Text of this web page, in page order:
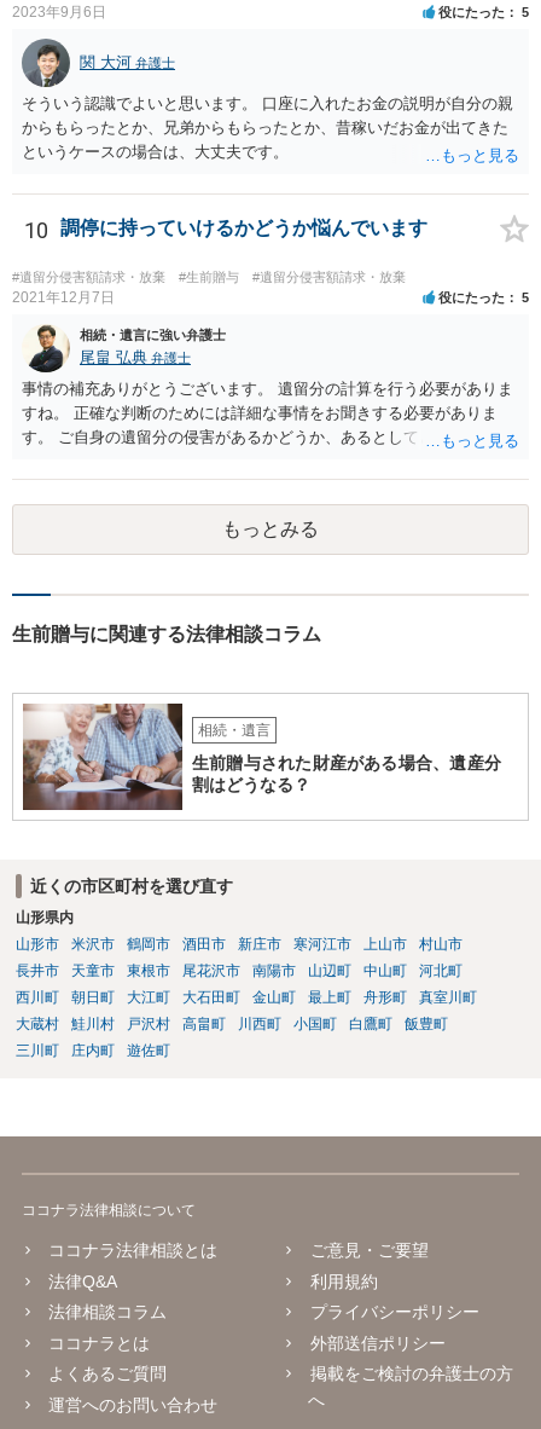
ると思います。
2023年9月6日 役にたった 5
関 大河 弁護士
そういう認識でよいと思います。 口座に入れたお金の説明が自分の親
からもらったとか、兄弟からもらったとか、昔稼いだお金が出てきた
というケースの場合は、大丈夫です。
10 調停に持っていけるかどうか悩んでいます
#遺留分侵害額請求・放棄 #生前贈与 #遺留分侵害額請求・放棄
2021年12月7日 役にたった 5
相続・遺言に強い弁護士
尾畠 弘典 弁護士
事情の補充ありがとうございます。 遺留分の計算を行う必要がありま
すね。 正確な判断のためには詳細な事情をお聞きする必要がありま
す。 ご自身の遺留分の侵害があるかどうか、あるとしてどの程度の金
相談されるのが良いと思います。
もっとみる
生前贈与に関連する法律相談コラム
相続・遺言
生前贈与された財産がある場合、遺産分
割はどうなる？
近くの市区町村を選び直す
山形県内
山形市
米沢市 鶴岡市 酒田市 新庄市 寒河江市 上山市
村山市
長井市
天童市 東根市 尾花沢市 南陽市 山辺町 中山町
河北町
西川町
朝日町 大江町 大石田町 金山町 最上町 舟形町
真室川町
大蔵村
鮭川村 戸沢村 高畠町 川西町 小国町 白鷹町
飯豊町
三川町
庄内町 遊佐町
ココナラ法律相談について
ココナラ法律相談とは
法律Q&A
法律相談コラム
ココナラとは
よくあるご質問
運営へのお問い合わせ
ご意見・ご要望
利用規約
プライバシーポリシー
外部送信ポリシー
掲載をご検討の弁護士の方
へ